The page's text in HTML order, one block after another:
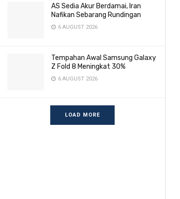
AS Sedia Akur Berdamai, Iran
Nafikan Sebarang Rundingan
6 AUGUST 2026
Tempahan Awal Samsung Galaxy
Z Fold 8 Meningkat 30%
6 AUGUST 2026
LOAD MORE